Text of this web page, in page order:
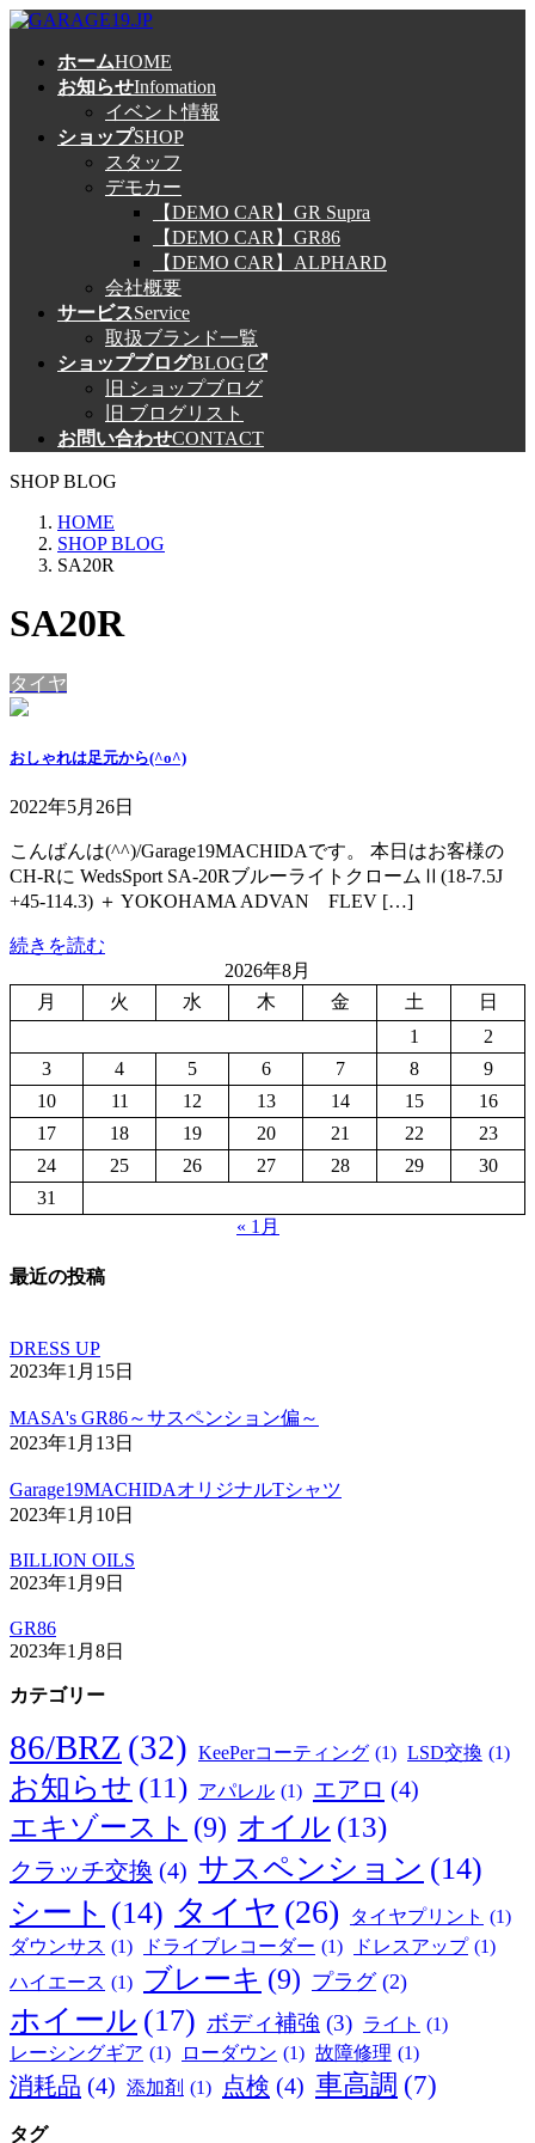
コ
ナ
ホームHOME
お知らせInfomation
イベント情報
ショップSHOP
スタッフ
デモカー
【DEMO CAR】GR Supra
【DEMO CAR】GR86
【DEMO CAR】ALPHARD
会社概要
サービスService
取扱ブランド一覧
ショップブログBLOG
旧 ショップブログ
旧 ブログリスト
お問い合わせCONTACT
SHOP BLOG
HOME
SHOP BLOG
SA20R
SA20R
タイヤ
おしゃれは足元から(^o^)
2022年5月26日
こんばんは(^^)/Garage19MACHIDAです。 本日はお客様の
CH-Rに WedsSport SA-20RブルーライトクロームⅡ(18-7.5J
+45-114.3) ＋ YOKOHAMA ADVAN FLEV […]
続きを読む
2026年8月
月
火 水 木 金 土
日
1
2
3
4 5 6 7 8
9
10
11 12 13 14 15
16
17
18 19 20 21 22
23
24
25 26 27 28 29
30
31
« 1月
最近の投稿
DRESS UP
2023年1月15日
MASA's GR86～サスペンション偏～
2023年1月13日
Garage19MACHIDAオリジナルTシャツ
2023年1月10日
BILLION OILS
2023年1月9日
GR86
2023年1月8日
カテゴリー
86/BRZ (32) KeePerコーティング (1) LSD交換 (1)
お知らせ (11) アパレル (1) エアロ (4)
エキゾースト (9) オイル (13)
クラッチ交換 (4) サスペンション (14)
シート (14) タイヤ (26) タイヤプリント (1)
ダウンサス (1) ドライブレコーダー (1) ドレスアップ (1)
ハイエース (1) ブレーキ (9) プラグ (2)
ホイール (17) ボディ補強 (3) ライト (1)
レーシングギア (1) ローダウン (1) 故障修理 (1)
消耗品 (4) 添加剤 (1) 点検 (4) 車高調 (7)
タグ